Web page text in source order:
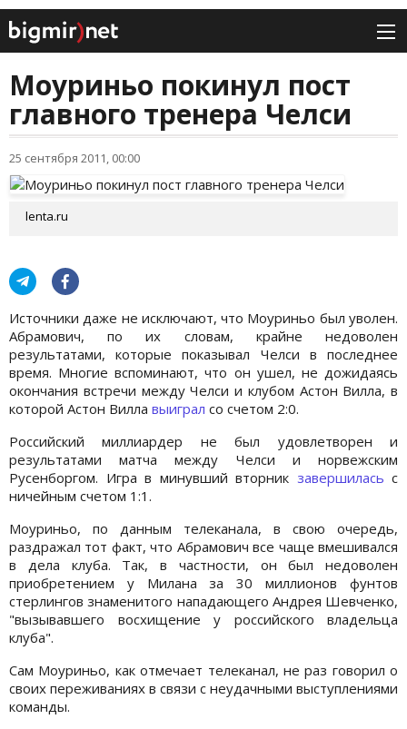
Моуриньо покинул пост
главного тренера Челси
25 сентября 2011, 00:00
lenta.ru
Источники даже не исключают, что Моуриньо был уволен.
Абрамович, по их словам, крайне недоволен
результатами, которые показывал Челси в последнее
время. Многие вспоминают, что он ушел, не дожидаясь
окончания встречи между Челси и клубом Астон Вилла, в
которой Астон Вилла выиграл со счетом 2:0.
Российский миллиардер не был удовлетворен и
результатами матча между Челси и норвежским
Русенборгом. Игра в минувший вторник завершилась с
ничейным счетом 1:1.
Моуриньо, по данным телеканала, в свою очередь,
раздражал тот факт, что Абрамович все чаще вмешивался
в дела клуба. Так, в частности, он был недоволен
приобретением у Милана за 30 миллионов фунтов
стерлингов знаменитого нападающего Андрея Шевченко,
"вызывавшего восхищение у российского владельца
клуба".
Сам Моуриньо, как отмечает телеканал, не раз говорил о
своих переживаниях в связи с неудачными выступлениями
команды.